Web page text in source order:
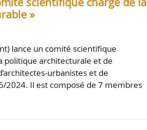
»
lance un comité scientifique
politique architecturale et de
urbanistes et de
2024. Il est composé de 7 membres